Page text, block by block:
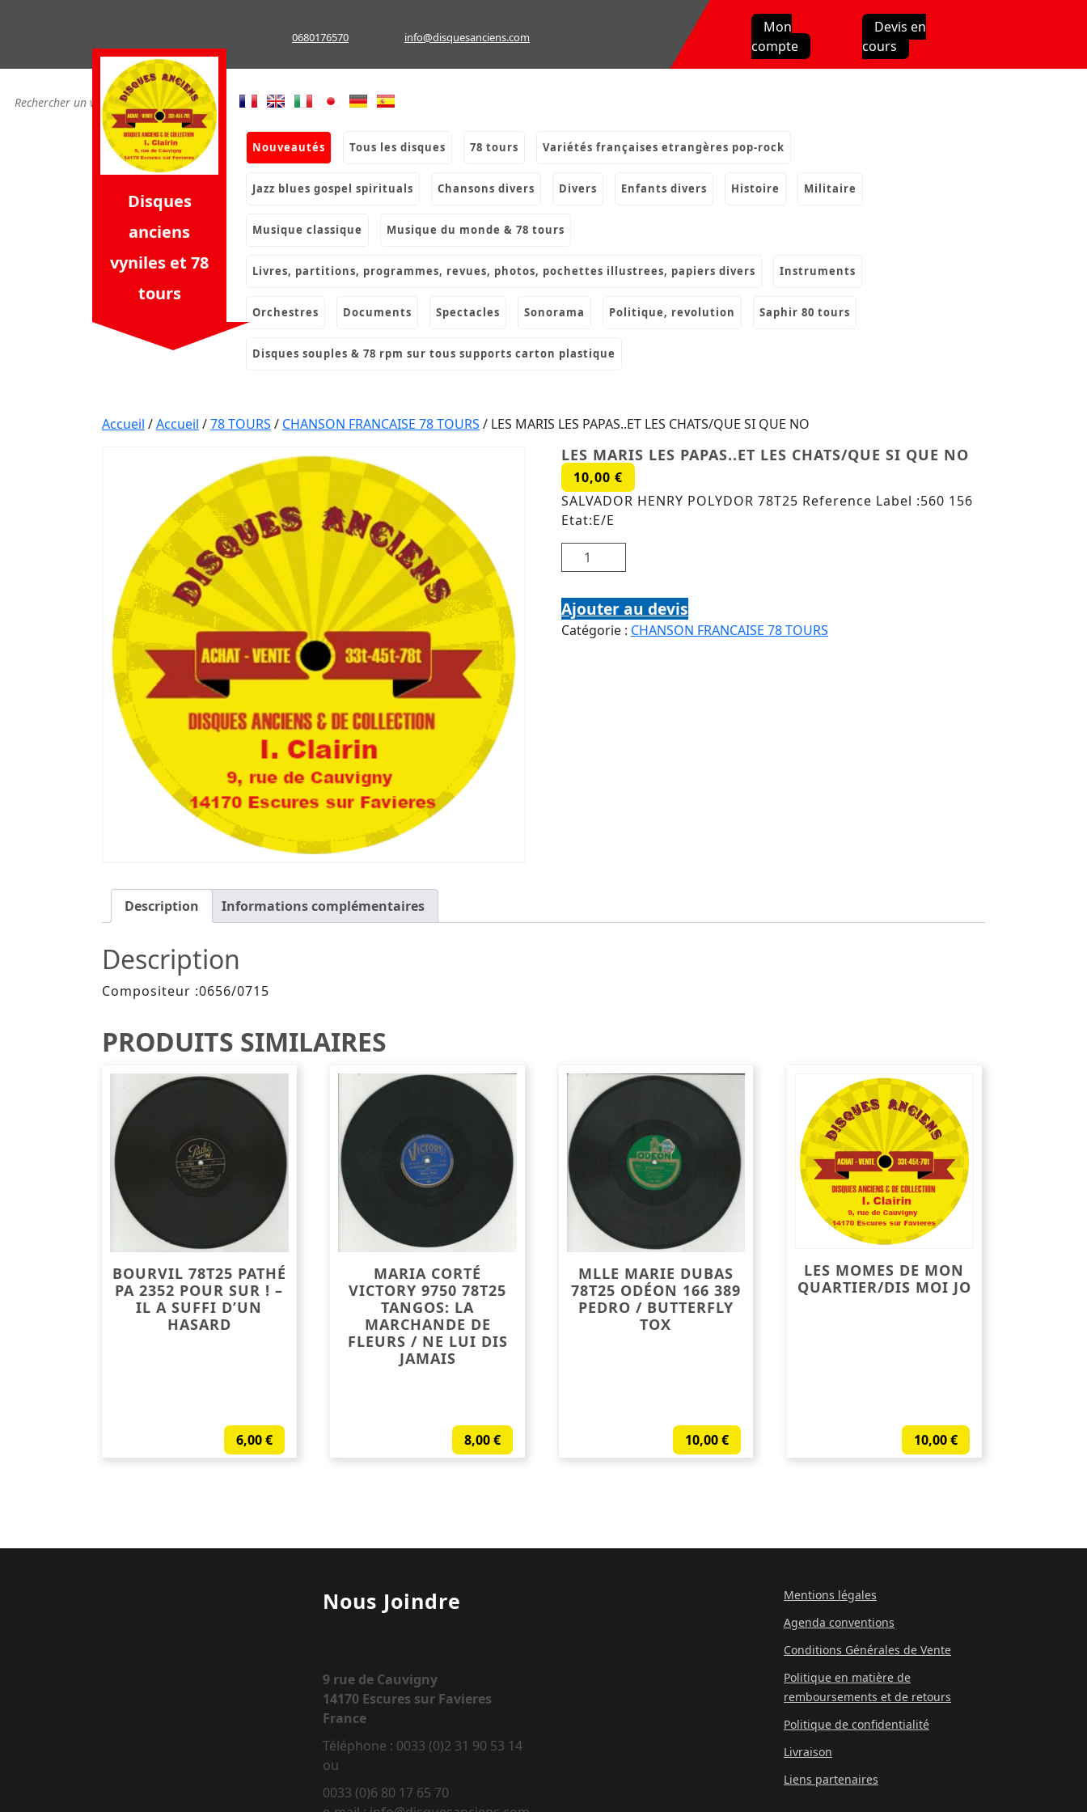
0680176570 info@disquesanciens.com
Mon
compte
Devis en
cours
Disques
anciens
vyniles et 78
tours
nouveautés tous les disques 78 tours variétés françaises etrangères pop-rock
jazz blues gospel spirituals chansons divers divers enfants divers histoire militaire
musique classique musique du monde & 78 tours
livres, partitions, programmes, revues, photos, pochettes illustrees, papiers divers instruments
orchestres documents spectacles sonorama politique, revolution saphir 80 tours
disques souples & 78 rpm sur tous supports carton plastique
Accueil /Accueil /78 TOURS / CHANSON FRANCAISE 78 TOURS / LES MARIS LES PAPAS..ET LES CHATS/QUE SI QUE NO
LES MARIS LES PAPAS..ET LES CHATS/QUE SI QUE NO
10,00 €
SALVADOR HENRY POLYDOR 78T25 Reference Label :560 156
Etat:E/E
quantité de LES MARIS LES PAPAS..ET LES CHATS/QUE SI QUE NO
Ajouter au devis
Catégorie : CHANSON FRANCAISE 78 TOURS
Description Informations complémentaires
Description
Compositeur :0656/0715
PRODUITS SIMILAIRES
BOURVIL 78T25 PATHÉ
PA 2352 POUR SUR ! –
IL A SUFFI D’UN
HASARD
6,00€
MARIA CORTÉ
VICTORY 9750 78T25
TANGOS: LA
MARCHANDE DE
FLEURS / NE LUI DIS
JAMAIS
8,00€
MLLE MARIE DUBAS
78T25 ODÉON 166 389
PEDRO / BUTTERFLY
TOX
10,00€
LES MOMES DE MON
QUARTIER/DIS MOI JO
10,00€
Nous Joindre
9 rue de Cauvigny
14170 Escures sur Favieres
France
Téléphone : 0033 (0)2 31 90 53 14
ou
0033 (0)6 80 17 65 70
Mentions légales
Agenda conventions
Conditions Générales de Vente
Politique en matière de
remboursements et de retours
Politique de confidentialité
Livraison
Liens partenaires